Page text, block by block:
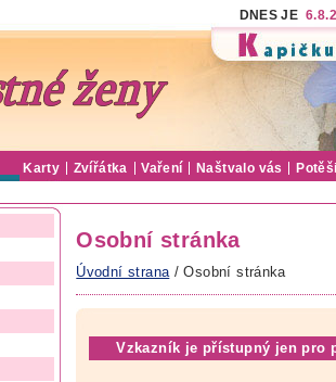
DNES JE
Karty Zvířátka Vaření Naštvalo vás
Osobní stránka
Úvodní strana / Osobní stránka
Vzkazník je přístupný jen pro